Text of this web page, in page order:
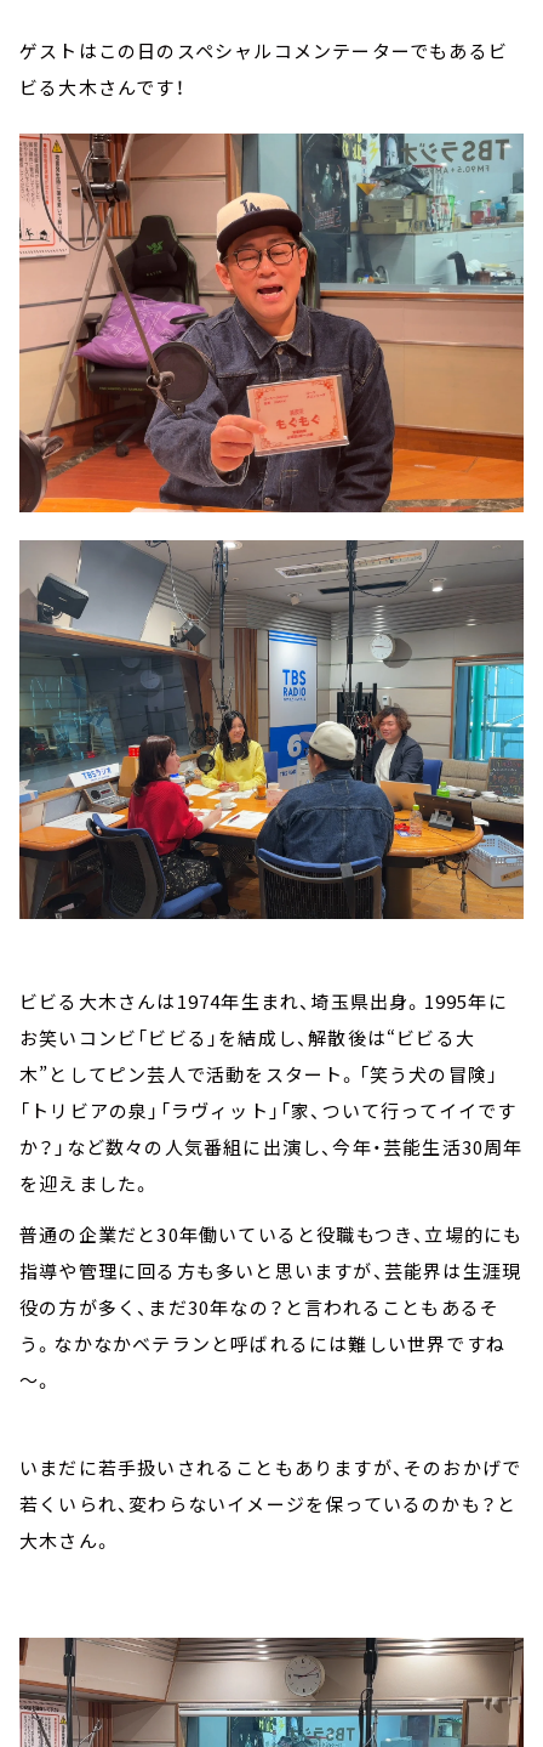
ゲストはこの日のスペシャルコメンテーターでもあるビ
ビる大木さんです！
ビビる大木さんは1974年生まれ、埼玉県出身。1995年に
お笑いコンビ「ビビる」を結成し、解散後は“ビビる大
木”としてピン芸人で活動をスタート。「笑う犬の冒険」
「トリビアの泉」「ラヴィット」「家、ついて行ってイイです
か？」など数々の人気番組に出演し、今年・芸能生活30周年
を迎えました。
普通の企業だと30年働いていると役職もつき、立場的にも
指導や管理に回る方も多いと思いますが、芸能界は生涯現
役の方が多く、まだ30年なの？と言われることもあるそ
う。なかなかベテランと呼ばれるには難しい世界ですね
～。
いまだに若手扱いされることもありますが、そのおかげで
若くいられ、変わらないイメージを保っているのかも？と
大木さん。